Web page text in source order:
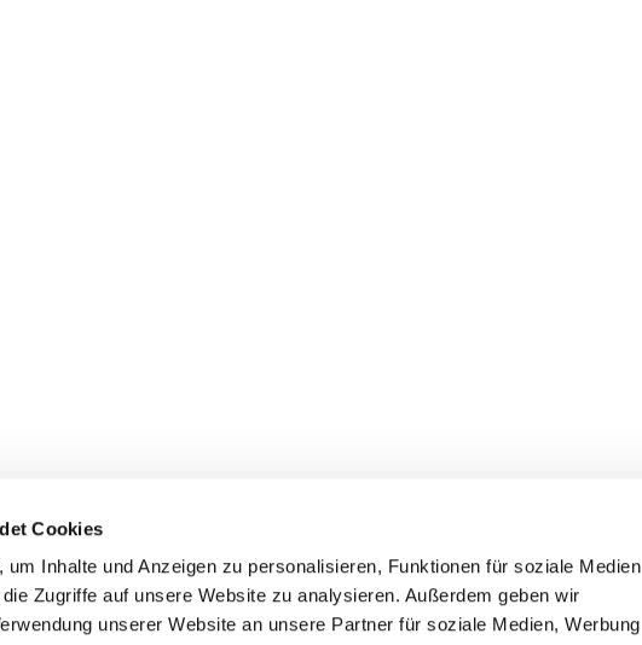
Cookies
Inhalte und Anzeigen zu personalisieren, Funktionen für soziale Medien
Zugriffe auf unsere Website zu analysieren. Außerdem geben wir
unserer Website an unsere Partner für soziale Medien, Werbung
Anklam-Greifswald · Bahnhofstr. 15, 17489 Greifswald+49 3834 5735-0
Kontaktinformationen
Impressum